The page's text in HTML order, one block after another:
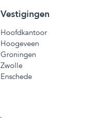
Vestigingen
Hoofdkantoor
Hoogeveen
Groningen
Zwolle
Enschede